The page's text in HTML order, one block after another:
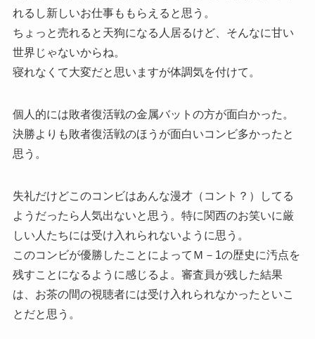
れるし新しいお仕事ももらえると思う。
ちょっと売れると天狗になる人居るけど、そんなに甘い
世界じゃないからね。
寝れなくて大変だと思いますが体調気を付けて。
個人的には敗者復活戦の金属バットの方が面白かった。
決勝よりも敗者復活戦のほうが面白いコンビ多かったと
思う。
失礼だけどこのコンビはあんな漫才（コント？）してる
ようだったら人気出ないと思う。特に関西のお笑いに厳
しい人たちには受け入れられないように思う。
このコンビが優勝したことによってＭ－1の歴史に汚点を
残すことになるように感じるよ。審査員が残した結果
は、お茶の間の視聴者には受け入れられなかったといこ
とだと思う。